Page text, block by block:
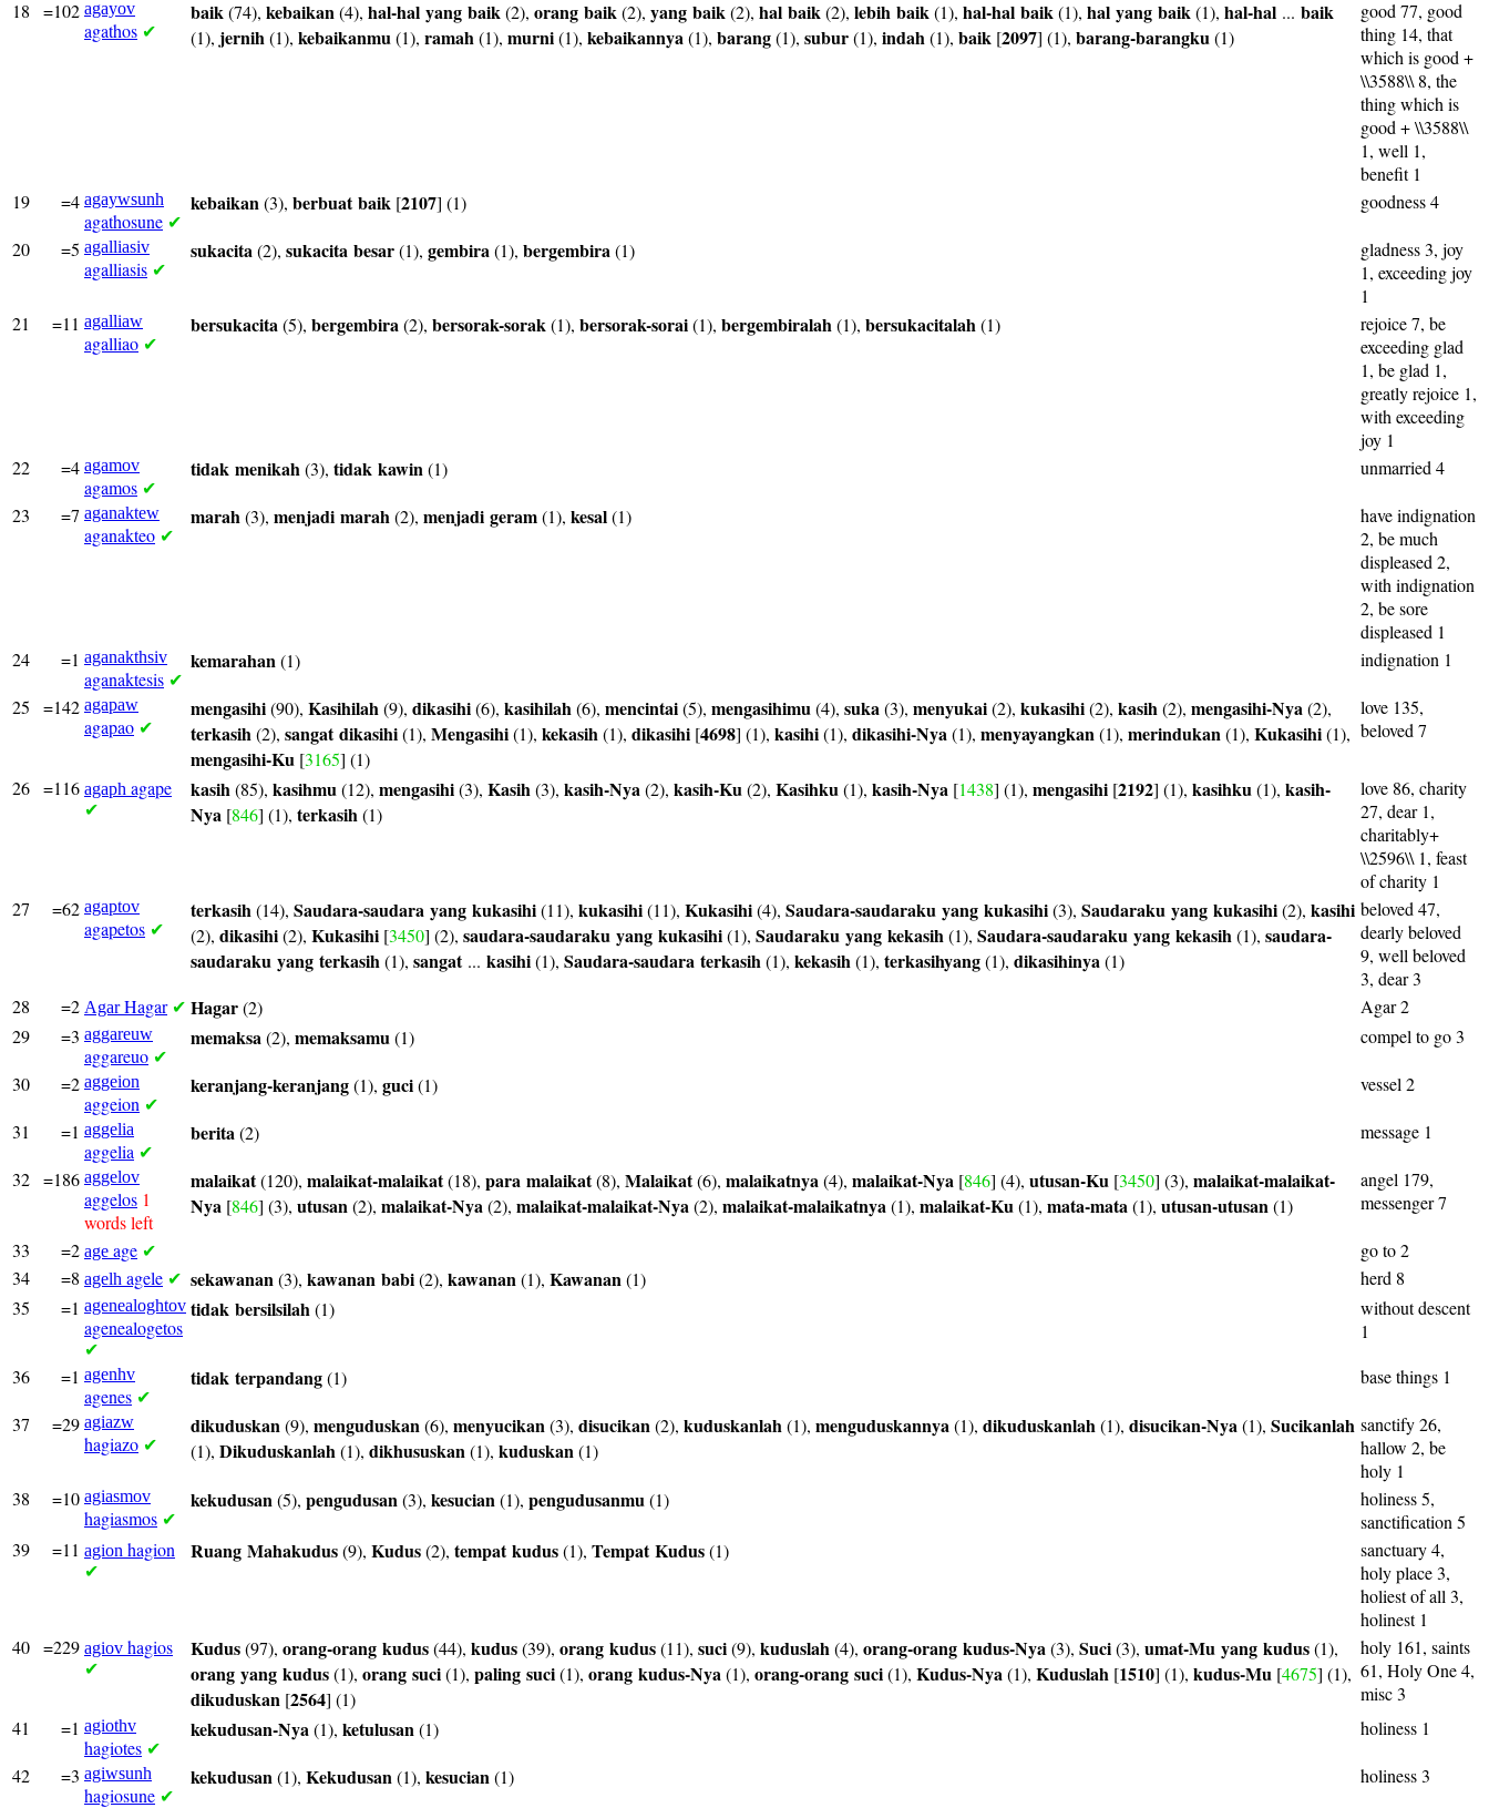
18 =102 agayov
agathos ✔
baik(74), kebaikan(4), hal-hal yang baik(2), orang baik(2), yang baik(2), hal baik(2), lebih baik(1), hal-hal baik(1), hal yang baik(1), hal-hal ... baik
(1), jernih(1), kebaikanmu(1), ramah(1), murni(1), kebaikannya(1), barang(1), subur(1), indah(1), baik [2097] (1), barang-barangku(1)
good 77, good
thing 14, that
which is good +
\\3588\\ 8, the
thing which is
good + \\3588\\
1, well 1,
benefit 1
19
=4 agaywsunh
agathosune ✔
kebaikan(3), berbuat baik [2107] (1) goodness 4
20 =5 agalliasiv
agalliasis ✔
sukacita(2), sukacita besar(1), gembira(1), bergembira(1)
gladness 3, joy
1, exceeding joy
1
21
=11 agalliaw
agalliao ✔
bersukacita(5), bergembira(2), bersorak-sorak(1), bersorak-sorai(1), bergembiralah(1), bersukacitalah(1)
rejoice 7, be
exceeding glad
1, be glad 1,
greatly rejoice 1,
with exceeding
joy 1
22
=4 agamov
agamos ✔
tidak menikah(3), tidak kawin(1) unmarried 4
23 =7 aganaktew
aganakteo ✔
marah(3), menjadi marah(2), menjadi geram(1), kesal(1)
have indignation
2, be much
displeased 2,
with indignation
2, be sore
displeased 1
24
=1 aganakthsiv
aganaktesis ✔
kemarahan(1) indignation 1
25 =142 agapaw
agapao ✔
mengasihi(90), Kasihilah(9), dikasihi(6), kasihilah(6), mencintai(5), mengasihimu(4), suka(3), menyukai(2), kukasihi(2), kasih(2), mengasihi-Nya(2),
terkasih(2), sangat dikasihi(1), Mengasihi(1), kekasih(1), dikasihi [4698] (1), kasihi(1), dikasihi-Nya(1), menyayangkan(1), merindukan(1), Kukasihi(1),
mengasihi-Ku [3165] (1)
love 135,
beloved 7
26 =116 agaph agape
✔
kasih(85), kasihmu(12), mengasihi(3), Kasih(3), kasih-Nya(2), kasih-Ku(2), Kasihku(1), kasih-Nya [1438] (1), mengasihi [2192] (1), kasihku(1), kasih-
Nya [846] (1), terkasih(1)
love 86, charity
27, dear 1,
charitably+
\\2596\\ 1, feast
of charity 1
27
=62 agaptov
agapetos ✔
terkasih(14), Saudara-saudara yang kukasihi(11), kukasihi(11), Kukasihi(4), Saudara-saudaraku yang kukasihi(3), Saudaraku yang kukasihi(2), kasihi
(2), dikasihi(2), Kukasihi [3450] (2), saudara-saudaraku yang kukasihi(1), Saudaraku yang kekasih(1), Saudara-saudaraku yang kekasih(1), saudara-
saudaraku yang terkasih(1), sangat... kasihi(1), Saudara-saudara terkasih(1), kekasih(1), terkasihyang(1), dikasihinya(1)
beloved 47,
dearly beloved
9, well beloved
3, dear 3
28
=2 AgarHagar ✔ Hagar(2)
Agar 2
29
=3 aggareuw
aggareuo ✔
memaksa(2), memaksamu(1) compel to go 3
30 =2 aggeion
aggeion ✔
keranjang-keranjang(1), guci(1) vessel 2
31 =1 aggelia
aggelia ✔
berita(2) message 1
32 =186 aggelov
aggelos 1
words left
malaikat(120), malaikat-malaikat(18), para malaikat(8), Malaikat(6), malaikatnya(4), malaikat-Nya [846] (4), utusan-Ku [3450] (3), malaikat-malaikat-
Nya [846] (3), utusan(2), malaikat-Nya(2), malaikat-malaikat-Nya(2), malaikat-malaikatnya(1), malaikat-Ku(1), mata-mata(1), utusan-utusan(1)
angel 179,
messenger 7
33 =2 age age ✔
go to 2
34
=8 agelh agele ✔ sekawanan(3), kawanan babi(2), kawanan(1), Kawanan(1)
herd 8
35
=1 agenealoghtov
agenealogetos
✔
tidak bersilsilah(1)
without descent
1
36
=1 agenhv
agenes ✔
tidak terpandang(1) base things 1
37 =29 agiazw
hagiazo ✔
dikuduskan(9), menguduskan(6), menyucikan(3), disucikan(2), kuduskanlah(1), menguduskannya(1), dikuduskanlah(1), disucikan-Nya(1), Sucikanlah
(1), Dikuduskanlah(1), dikhususkan(1), kuduskan(1)
sanctify 26,
hallow 2, be
holy 1
38
=10 agiasmov
hagiasmos ✔
kekudusan(5), pengudusan(3), kesucian(1), pengudusanmu(1)
holiness 5,
sanctification 5
39
=11 agion hagion
✔
Ruang Mahakudus(9), Kudus(2), tempat kudus(1), Tempat Kudus(1)
sanctuary 4,
holy place 3,
holiest of all 3,
holinest 1
40 =229 agiov hagios
✔
Kudus(97), orang-orang kudus(44), kudus(39), orang kudus(11), suci(9), kuduslah(4), orang-orang kudus-Nya(3), Suci(3), umat-Mu yang kudus(1),
orang yang kudus(1), orang suci(1), paling suci(1), orang kudus-Nya(1), orang-orang suci(1), Kudus-Nya(1), Kuduslah [1510] (1), kudus-Mu [4675] (1),
dikuduskan [2564] (1)
holy 161, saints
61, Holy One 4,
misc 3
41
=1 agiothv
hagiotes ✔
kekudusan-Nya(1), ketulusan(1) holiness 1
42 =3 agiwsunh
hagiosune ✔
kekudusan(1), Kekudusan(1), kesucian(1) holiness 3